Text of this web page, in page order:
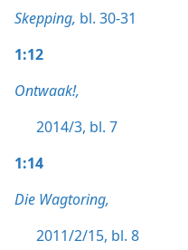
Skepping, bl. 30-31
1:12
Ontwaak!,
2014/3, bl. 7
1:14
Die Wagtoring,
2011/2/15, bl. 8